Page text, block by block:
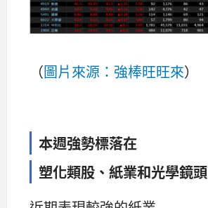
（圖片來源：強棒旺旺來）
本週強勢標落在
塑化類股、紙業和光學鏡頭